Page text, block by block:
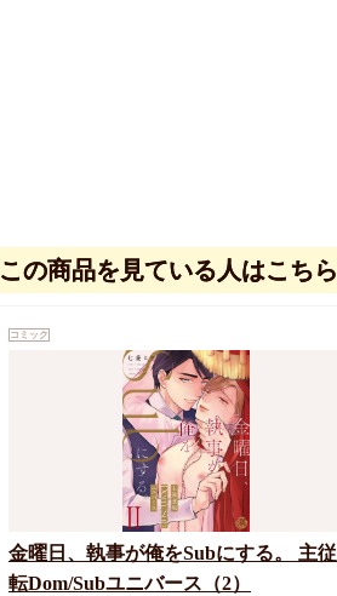
この商品を見ている人はこち
コミック
金曜日、執事が俺をSubにする。 主
転Dom/Subユニバース（2）